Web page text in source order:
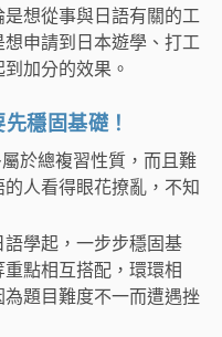
想從事與日語有關的工
申請到日本遊學、打工
加分的效果。
穩固基礎！
於總複習性質，而且難
人看得眼花撩亂，不知
學起，一步步穩固基
點相互搭配，環環相
題目難度不一而遭遇挫